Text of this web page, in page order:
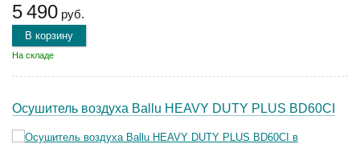
5 490 руб.
В корзину
На складе
Осушитель воздуха Ballu HEAVY DUTY PLUS BD60CI